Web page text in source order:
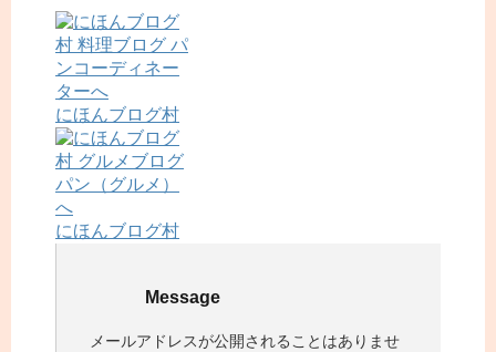
にほんブログ村
にほんブログ村
Message
メールアドレスが公開されることはありませ